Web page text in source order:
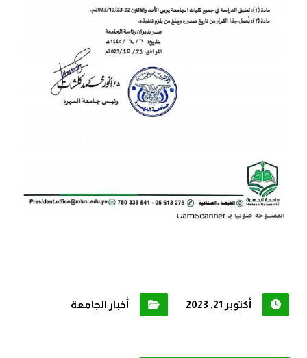
أكتوبر 21, 2023 أخبار الجامعة